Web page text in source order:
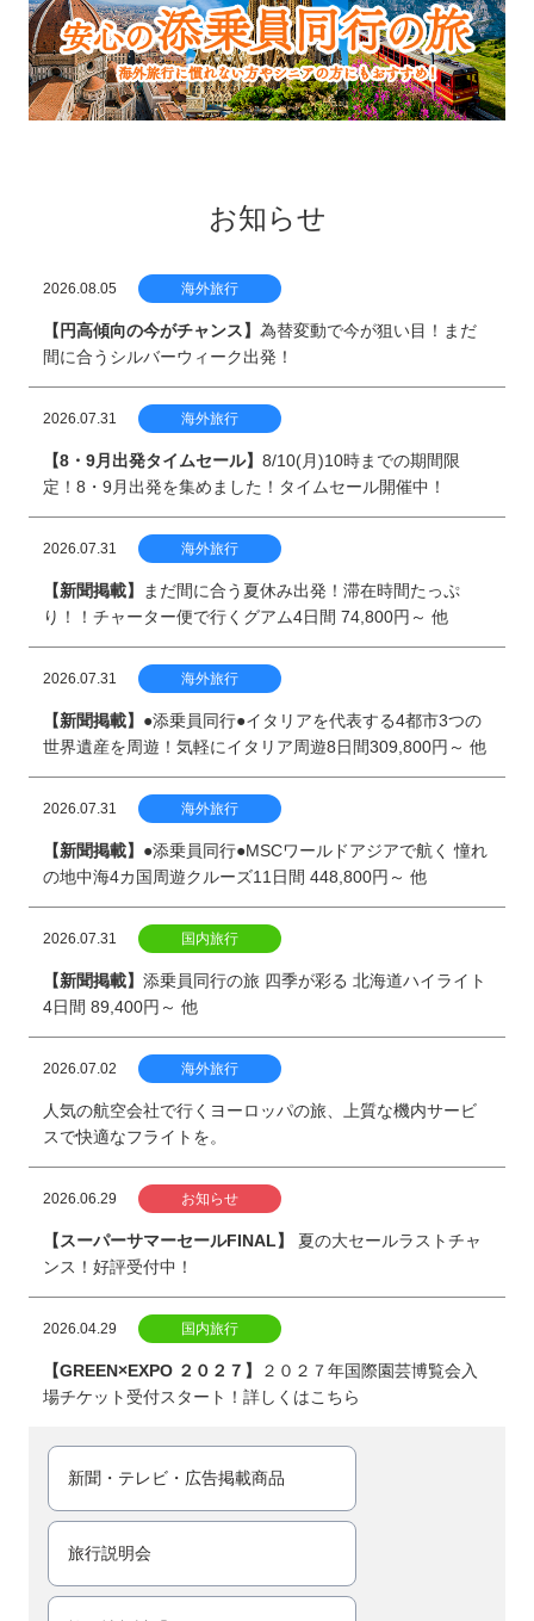
お知らせ
2026.08.05 海外旅行
【円高傾向の今がチャンス】 為替変動で今が狙い目！まだ
間に合うシルバーウィーク出発！
2026.07.31 海外旅行
【8・9月出発タイムセール】 8/10(月)10時までの期間限
定！8・9月出発を集めました！タイムセール開催中！
2026.07.31 海外旅行
【新聞掲載】
まだ間に合う夏休み出発！滞在時間たっぷ
り！！チャーター便で行くグアム4日間 74,800円～ 他
2026.07.31 海外旅行
【新聞掲載】 ●添乗員同行●イタリアを代表する4都市3つの
世界遺産を周遊！気軽にイタリア周遊8日間309,800円～ 他
2026.07.31 海外旅行
【新聞掲載】 ●添乗員同行●MSCワールドアジアで航く 憧れ
の地中海4カ国周遊クルーズ11日間 448,800円～ 他
2026.07.31 国内旅行
【新聞掲載】 添乗員同行の旅 四季が彩る 北海道ハイライト
4日間 89,400円～ 他
2026.07.02 海外旅行
人気の航空会社で行くヨーロッパの旅、上質な機内サービ
スで快適なフライトを。
2026.06.29 お知らせ
【スーパーサマーセールFINAL】
夏の大セールラストチャ
ンス！好評受付中！
2026.04.29 国内旅行
【GREEN×EXPO ２０２７】
２０２７年国際園芸博覧会入
場チケット受付スタート！詳しくはこちら
新聞・テレビ・広告掲載商品
旅行説明会